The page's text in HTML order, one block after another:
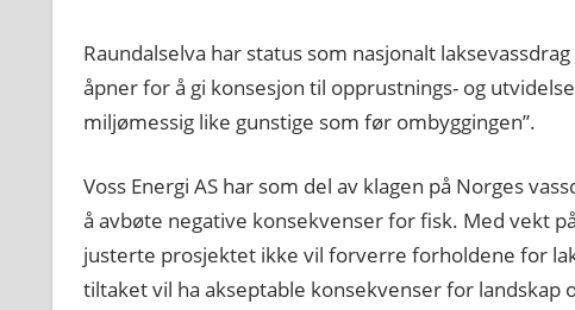
Raundalselva har status som nasjonalt
åpner for å gi konsesjon til opprustnings- og
miljømessig like gunstige som før ombyggingen”.
Voss Energi AS har som del av klagen på Norges
å avbøte negative konsekvenser for fisk. Med vekt
justerte prosjektet ikke vil forverre forholdene for
tiltaket vil ha akseptable konsekvenser for